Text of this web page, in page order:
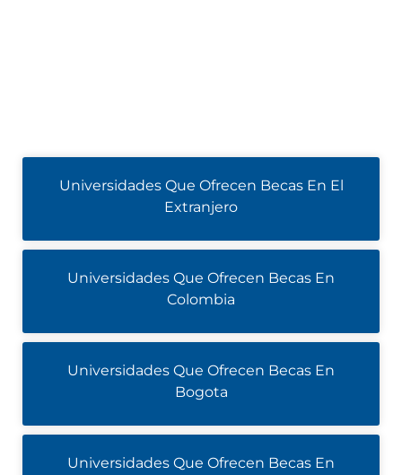
Universidades Que Ofrecen Becas En El
Extranjero
Universidades Que Ofrecen Becas En
Colombia
Universidades Que Ofrecen Becas En
Bogota
Universidades Que Ofrecen Becas En